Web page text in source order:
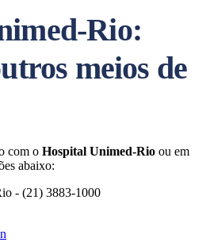
Rio:
meios de
com o Hospital Unimed-Rio ou em
abaixo:
- (21) 3883-1000